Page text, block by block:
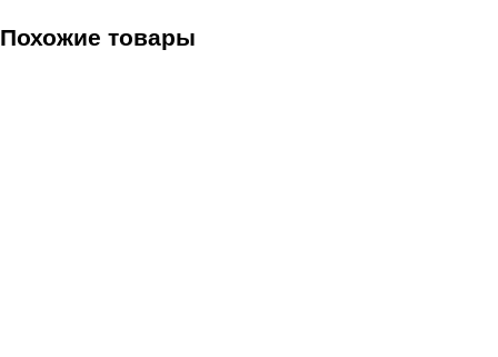
Похожие товары